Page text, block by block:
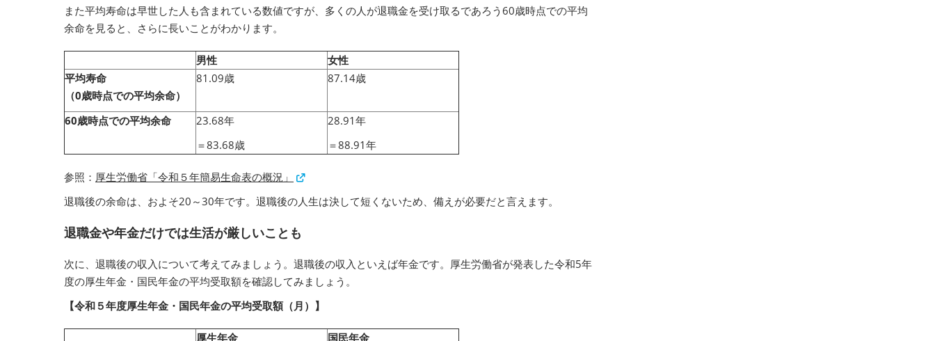
また平均寿命は早世した人も含まれている数値ですが、多くの人が退職金を受け取るであろう60歳時点での平均
余命を見ると、さらに長いことがわかります。
男性
女性
平均寿命
（0歳時点での平均余命）
81.09歳 87.14歳
60歳時点での平均余命
23.68年
＝83.68歳
28.91年
＝88.91年
参照： 厚生労働省「令和５年簡易生命表の概況」
退職後の余命は、およそ20～30年です。退職後の人生は決して短くないため、備えが必要だと言えます。
退職金や年金だけでは生活が厳しいことも
次に、退職後の収入について考えてみましょう。退職後の収入といえば年金です。厚生労働省が発表した令和5年
度の厚生年金・国民年金の平均受取額を確認してみましょう。
【令和５年度厚生年金・国民年金の平均受取額（月）】
厚生年金 国民年金